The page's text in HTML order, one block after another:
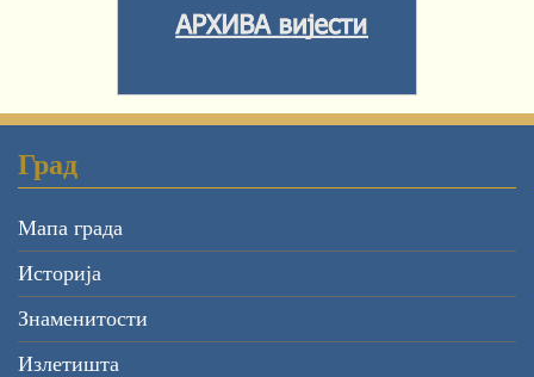
Град
Мапа града
Историја
Знаменитости
Излетишта